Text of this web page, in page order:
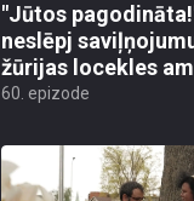
"Jūtos
neslēpj
žūrijas locekles
60. epizode